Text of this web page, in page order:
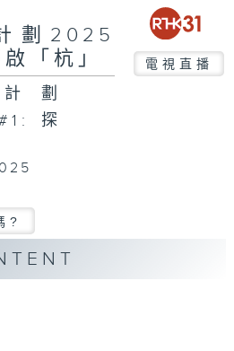
劃2025
「杭」
電視直播
劃
探
?